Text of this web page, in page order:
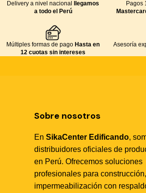
Delivery a nivel nacional llegamos
a todo el Perú
Múltiples formas de pago Hasta en
12 cuotas sin intereses
Pagos
Asesoría
Sobre nosotros
En SikaCenter Edificando,
distribuidores oficiales de
en Perú. Ofrecemos soluciones
profesionales para
impermeabilización con